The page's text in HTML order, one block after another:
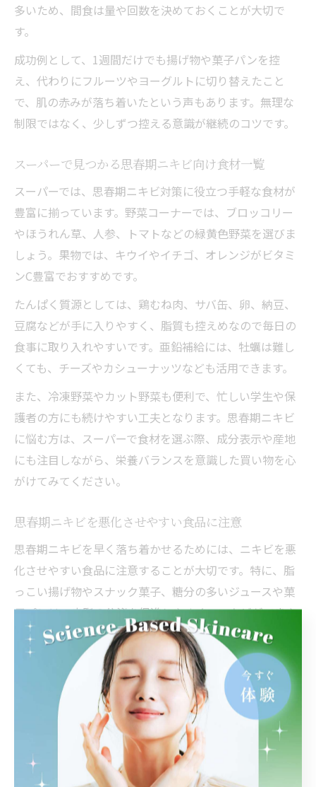
多いため、間食は量や回数を決めておくことが大切で
す。
成功例として、1週間だけでも揚げ物や菓子パンを控
え、代わりにフルーツやヨーグルトに切り替えたこと
で、肌の赤みが落ち着いたという声もあります。無理な
制限ではなく、少しずつ控える意識が継続のコツです。
スーパーで見つかる思春期ニキビ向け食材一覧
スーパーでは、思春期ニキビ対策に役立つ手軽な食材が
豊富に揃っています。野菜コーナーでは、ブロッコリー
やほうれん草、人参、トマトなどの緑黄色野菜を選びま
しょう。果物では、キウイやイチゴ、オレンジがビタミ
ンC豊富でおすすめです。
たんぱく質源としては、鶏むね肉、サバ缶、卵、納豆、
豆腐などが手に入りやすく、脂質も控えめなので毎日の
食事に取り入れやすいです。亜鉛補給には、牡蠣は難し
くても、チーズやカシューナッツなども活用できます。
また、冷凍野菜やカット野菜も便利で、忙しい学生や保
護者の方にも続けやすい工夫となります。思春期ニキビ
に悩む方は、スーパーで食材を選ぶ際、成分表示や産地
にも注目しながら、栄養バランスを意識した買い物を心
がけてみてください。
思春期ニキビを悪化させやすい食品に注意
思春期ニキビを早く落ち着かせるためには、ニキビを悪
化させやすい食品に注意することが大切です。特に、脂
っこい揚げ物やスナック菓子、糖分の多いジュースや菓
子パンは、皮脂の分泌を促進しやすく、ニキビができや
すい状態をつくってしまいます。
一方で、毎日すべてを我慢するのはストレスになりがち
なので、「週に1回だけ」「ご褒美に少量だけ」といった
ルールを設けて無理なく続ける工夫も必要です。大切な
のは、バランスを意識しながら楽しみも残す食事スタイ
実際に、思春期ニキビで悩む方の中には「揚げ物を控え